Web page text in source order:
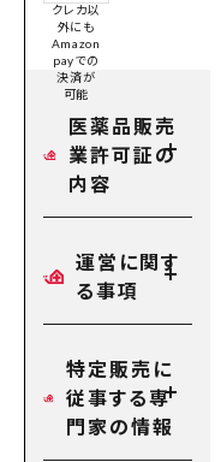
クレカ以
外にも
Amazon
payでの
決済が
可能
医薬品販売
業許可証の
内容
運営に関す
る事項
特定販売に
従事する専
門家の情報